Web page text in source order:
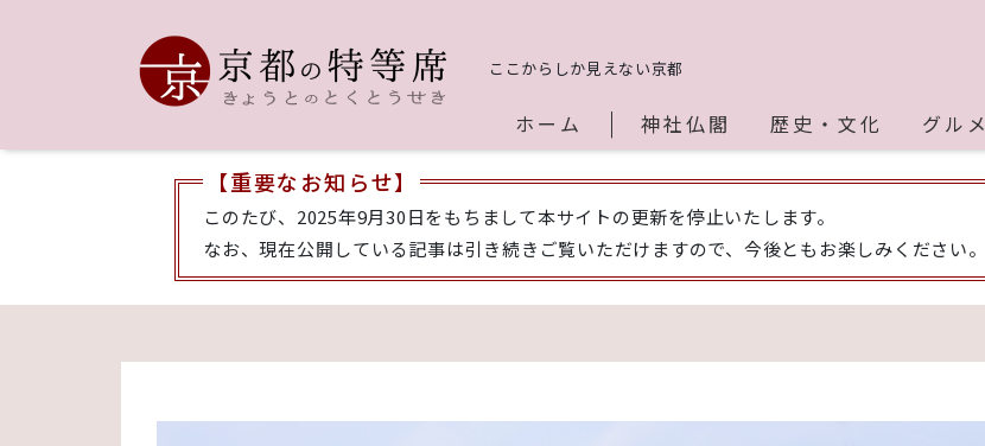
ここからしか見えない京都
ホーム 神社仏閣 歴史・文化 グルメ
【重要なお知らせ】
このたび、2025年9月30日をもちまして本サイトの更新を停止いたします。
なお、現在公開している記事は引き続きご覧いただけますので、今後ともお楽しみください。